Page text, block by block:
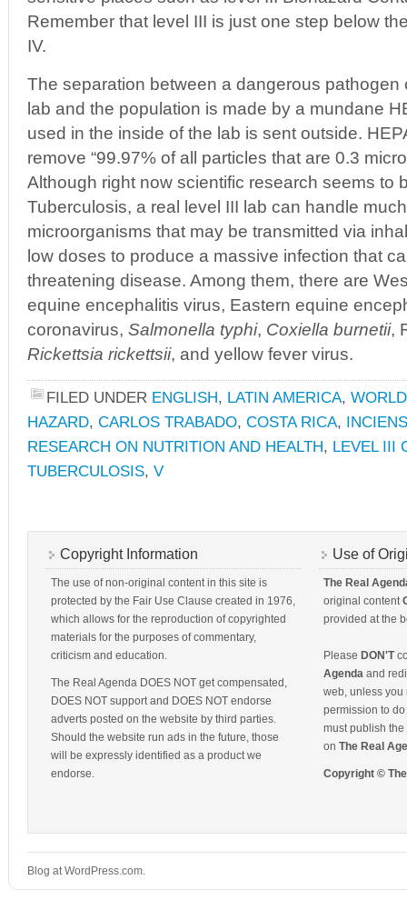
Remember that level III is just one step below
IV.
The separation between a dangerous pathogen
lab and the population is made by a mundane
used in the inside of the lab is sent outside.
remove “99.97% of all particles that are 0.3
Although right now scientific research seems to
Tuberculosis, a real level III lab can handle
microorganisms that may be transmitted via
low doses to produce a massive infection that
threatening disease. Among them, there are
equine encephalitis virus, Eastern equine
coronavirus, Salmonella typhi, Coxiella burnetii,
Rickettsia rickettsii, and yellow fever virus.
FILED UNDER ENGLISH, LATIN AMERICA, WORLD
HAZARD, CARLOS TRABADO, COSTA RICA,
RESEARCH ON NUTRITION AND HEALTH, LEVEL III
TUBERCULOSIS, V
Copyright Information
The use of non-original content in this site is
protected by the Fair Use Clause created in 1976,
which allows for the reproduction of copyrighted
materials for the purposes of commentary,
criticism and education.
The Real Agenda DOES NOT get compensated,
DOES NOT support and DOES NOT endorse
adverts posted on the website by third parties.
Should the website run ads in the future, those
will be expressly identified as a product we
endorse.
Use of
The Real
original content
provided at the
Please DON'T
Agenda and
web, unless you
permission to
must publish
on The Real
Copyright ©
Blog at WordPress.com.